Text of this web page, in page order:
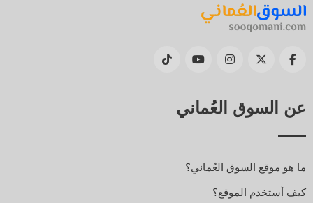
عن السوق العُماني
ما هو موقع السوق العُماني؟
كيف أستخدم الموقع؟